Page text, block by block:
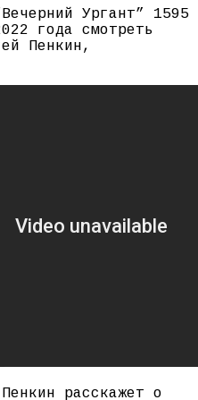
Ургант” 1595
года смотреть
Пенкин,
расскажет о